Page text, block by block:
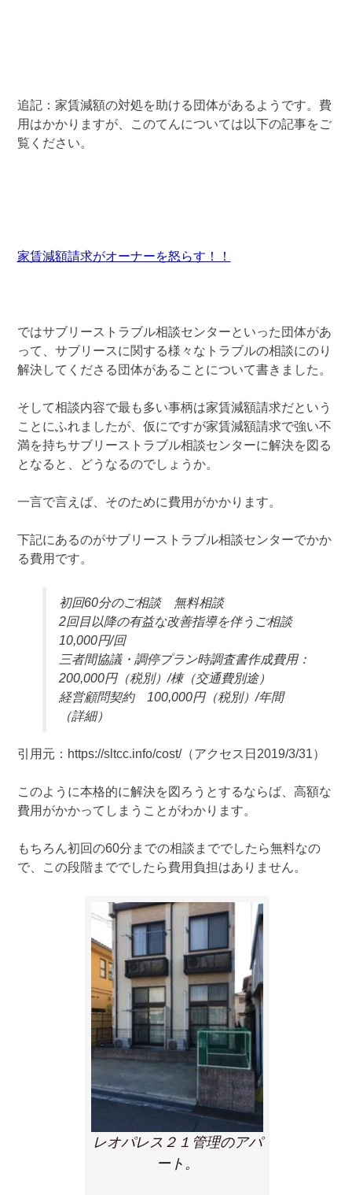
追記：家賃減額の対処を助ける団体があるようです。費
用はかかりますが、このてんについては以下の記事をご
覧ください。
家賃減額請求がオーナーを怒らす！！
ではサブリーストラブル相談センターといった団体があ
って、サブリースに関する様々なトラブルの相談にのり
解決してくださる団体があることについて書きました。
そして相談内容で最も多い事柄は家賃減額請求だという
ことにふれましたが、仮にですが家賃減額請求で強い不
満を持ちサブリーストラブル相談センターに解決を図る
となると、どうなるのでしょうか。
一言で言えば、そのために費用がかかります。
下記にあるのがサブリーストラブル相談センターでかか
る費用です。
初回60分のご相談 無料相談
2回目以降の有益な改善指導を伴うご相談
10,000円/回
三者間協議・調停プラン時調査書作成費用：
200,000円（税別）/棟（交通費別途）
経営顧問契約 100,000円（税別）/年間
（詳細）
引用元：https://sltcc.info/cost/（アクセス日2019/3/31）
このように本格的に解決を図ろうとするならば、高額な
費用がかかってしまうことがわかります。
もちろん初回の60分までの相談まででしたら無料なの
で、この段階まででしたら費用負担はありません。
レオパレス２１管理のアパ
ート。